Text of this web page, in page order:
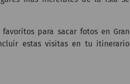
para sacar fotos en Gran
estas visitas en tu itinerario